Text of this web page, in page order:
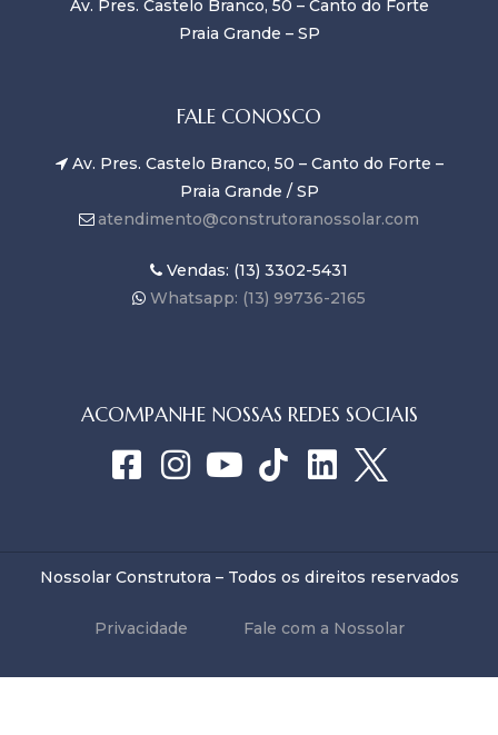
Av. Pres. Castelo Branco, 50 – Canto do Forte
Praia Grande – SP
FALE CONOSCO
Av. Pres. Castelo Branco, 50 – Canto do Forte –
Praia Grande / SP
atendimento@construtoranossolar.com
Vendas: (13) 3302-5431
Whatsapp: (13) 99736-2165
ACOMPANHE NOSSAS REDES SOCIAIS
Nossolar Construtora – Todos os direitos reservados
Privacidade Fale com a Nossolar